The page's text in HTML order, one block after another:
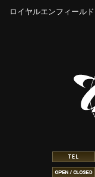
ロイヤルエンフィール